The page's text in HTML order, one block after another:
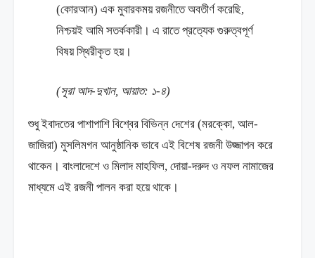
(কোরআন) এক মুবারকময় রজনীতে অবতীর্ণ করেছি,
নিশ্চয়ই আমি সতর্ককারী। এ রাতে প্রত্যেক গুরুত্বপূর্ণ
বিষয় স্থিরীকৃত হয়।
(সূরা আদ-দুখান, আয়াত: ১-৪)
শুধু ইবাদতের পাশাপাশি বিশ্বের বিভিন্ন দেশের (মরক্কো, আল-
জাজিরা) মুসলিমগন আনুষ্ঠানিক ভাবে এই বিশেষ রজনী উজ্জাপন করে
থাকেন। বাংলাদেশে ও মিলাদ মাহফিল, দোয়া-দরুদ ও নফল নামাজের
মাধ্যমে এই রজনী পালন করা হয়ে থাকে।